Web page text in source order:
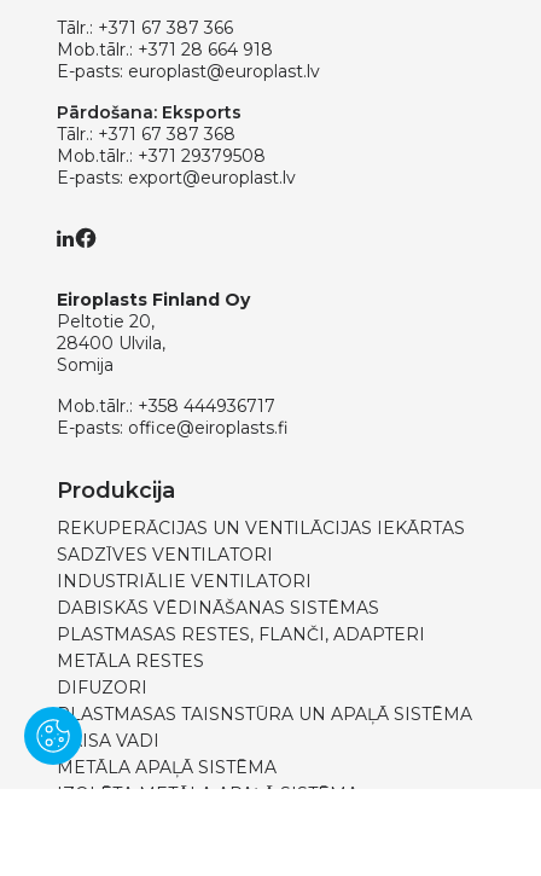
Tālr.: +371 67 387 366
Mob.tālr.: +371 28 664 918
E-pasts: europlast@europlast.lv
Pārdošana: Eksports
Tālr.: +371 67 387 368
Mob.tālr.: +371 29379508
E-pasts: export@europlast.lv
Eiroplasts Finland Oy
Peltotie 20,
28400 Ulvila,
Somija
Mob.tālr.: +358 444936717
E-pasts: office@eiroplasts.fi
Produkcija
REKUPERĀCIJAS UN VENTILĀCIJAS IEKĀRTAS
SADZĪVES VENTILATORI
INDUSTRIĀLIE VENTILATORI
DABISKĀS VĒDINĀŠANAS SISTĒMAS
PLASTMASAS RESTES, FLANČI, ADAPTERI
METĀLA RESTES
DIFUZORI
PLASTMASAS TAISNSTŪRA UN APAĻĀ SISTĒMA
GAISA VADI
METĀLA APAĻĀ SISTĒMA
IZOLĒTA METĀLA APAĻĀ SISTĒMA